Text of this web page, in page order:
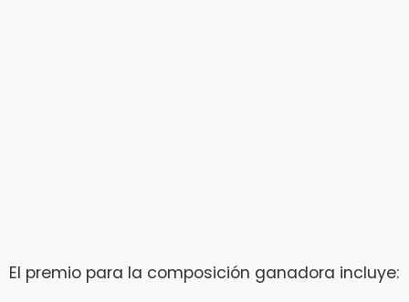
El premio para la composición ganadora incluye: